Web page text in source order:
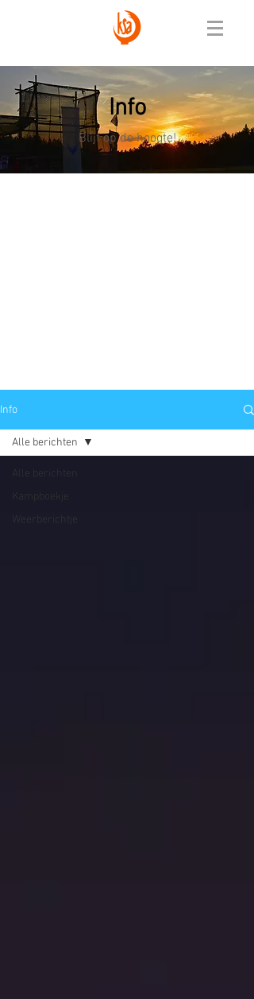
Info
Blijf op de hoogte!
Info
Kampboekje
Weerberichtje
Alle berichten